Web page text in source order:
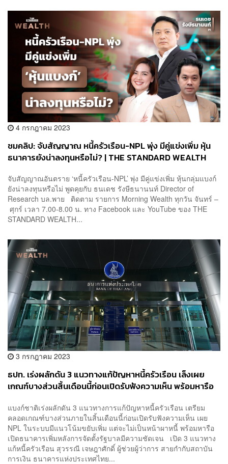
4 กรกฎาคม 2023
ชมคลิป: จับสัญญาณ หนี้ครัวเรือน-NPL พุ่ง มีคู่แข่งเพิ่ม หุ้น
ธนาคารยังน่าลงทุนหรือไม่? | THE STANDARD WEALTH
จับสัญญาณอันตราย ‘หนี้ครัวเรือน-NPL’ พุ่ง มีคู่แข่งเพิ่ม หุ้นกลุ่มแบงก์
ยังน่าลงทุนหรือไม่ พูดคุยกับ ธนเดช รังษีธนานนท์ Director of
Research บล.พาย ติดตาม รายการ Morning Wealth ทุกวัน จันทร์ –
ศุกร์ เวลา 7.00-8.00 น. ทาง Facebook และ YouTube ของ THE
STANDARD WEALTH...
3 กรกฎาคม 2023
ธปท. เร่งผลักดัน 3 แนวทางแก้ปัญหาหนี้ครัวเรือน เล็งเผย
เกณฑ์บางส่วนสิ้นเดือนนี้ก่อนเปิดรับฟังความเห็น พร้อมหารือ
แบงก์ชาติเร่งผลักดัน 3 แนวทางการแก้ปัญหาหนี้ครัวเรือน เตรียม
คลอดเกณฑ์บางส่วนภายในสิ้นเดือนนี้ก่อนเปิดรับฟังความเห็น เผย
NPL ในระบบมีแนวโน้มขยับเพิ่ม แต่จะไม่เป็นหน้าผาหนี้ พร้อมหารือ
เปิดธนาคารเพิ่มหลังการจัดตั้งรัฐบาลมีความชัดเจน เปิด 3 แนวทาง
แก้หนี้ครัวเรือน สุวรรณี เจษฎาศักดิ์ ผู้ช่วยผู้ว่าการ สายกำกับสถาบัน
การเงิน ธนาคารแห่งประเทศไทย...